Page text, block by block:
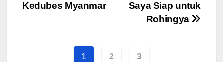
Saya Siap untuk
Rohingya
Kedubes Myanmar
1 2 3